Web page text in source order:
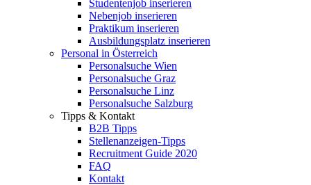
Studentenjob inserieren
Nebenjob inserieren
Praktikum inserieren
Ausbildungsplatz inserieren
Personal in Österreich
Personalsuche Wien
Personalsuche Graz
Personalsuche Linz
Personalsuche Salzburg
Tipps & Kontakt
B2B Tipps
Stellenanzeigen-Tipps
Recruitment Guide 2020
FAQ
Kontakt